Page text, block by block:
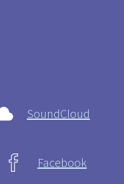
SoundCloud
Facebook